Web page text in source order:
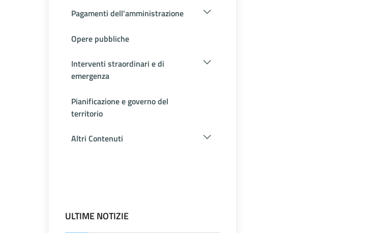
Pagamenti dell'amministrazione
Opere pubbliche
Interventi straordinari e di
emergenza
Pianificazione e governo del
territorio
Altri Contenuti
ULTIME NOTIZIE